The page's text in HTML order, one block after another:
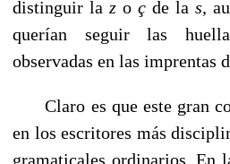
distinguir la z o ç de la s,
querían seguir las
observadas en las impren­tas
Claro es que este gran
en los escritores más
gramaticales ordinarios. En